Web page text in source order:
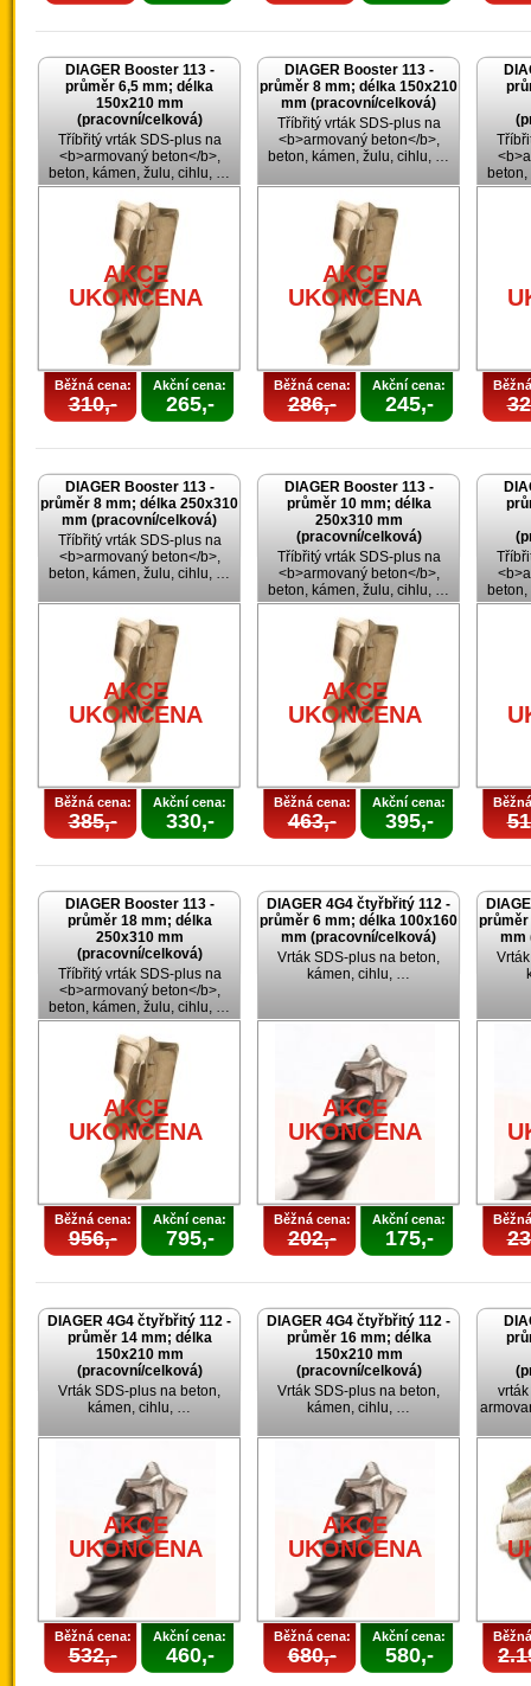
DIAGER Booster 113 -
průměr 6,5 mm; délka
150x210 mm
(pracovní/celková)
Tříbřitý vrták SDS-plus na
<b>armovaný beton</b>,
beton, kámen, žulu, cihlu, …
AKCE
UKONČENA
Běžná cena:
310,-
Akční cena:
265,-
DIAGER Booster 113 -
průměr 8 mm; délka 150x210
mm (pracovní/celková)
Tříbřitý vrták SDS-plus na
<b>armovaný beton</b>,
beton, kámen, žulu, cihlu, …
AKCE
UKONČENA
Běžná cena:
286,-
Akční cena:
245,-
DIAGER Booster 113 -
průměr 8 mm; délka 250x310
mm (pracovní/celková)
Tříbřitý vrták SDS-plus na
<b>armovaný beton</b>,
beton, kámen, žulu, cihlu, …
AKCE
UKONČENA
Běžná cena:
385,-
Akční cena:
330,-
DIAGER Booster 113 -
průměr 10 mm; délka
250x310 mm
(pracovní/celková)
Tříbřitý vrták SDS-plus na
<b>armovaný beton</b>,
beton, kámen, žulu, cihlu, …
AKCE
UKONČENA
Běžná cena:
463,-
Akční cena:
395,-
DIAGER Booster 113 -
průměr 18 mm; délka
250x310 mm
(pracovní/celková)
Tříbřitý vrták SDS-plus na
<b>armovaný beton</b>,
beton, kámen, žulu, cihlu, …
AKCE
UKONČENA
Běžná cena:
956,-
Akční cena:
795,-
DIAGER 4G4 čtyřbřitý 112 -
průměr 6 mm; délka 100x160
mm (pracovní/celková)
Vrták SDS-plus na beton,
kámen, cihlu, …
AKCE
UKONČENA
Běžná cena:
202,-
Akční cena:
175,-
průměr
mm
DIAGER 4G4 čtyřbřitý 112 -
průměr 14 mm; délka
150x210 mm
(pracovní/celková)
Vrták SDS-plus na beton,
kámen, cihlu, …
AKCE
UKONČENA
Běžná cena:
532,-
Akční cena:
460,-
DIAGER 4G4 čtyřbřitý 112 -
průměr 16 mm; délka
150x210 mm
(pracovní/celková)
Vrták SDS-plus na beton,
kámen, cihlu, …
AKCE
UKONČENA
Běžná cena:
680,-
Akční cena:
580,-